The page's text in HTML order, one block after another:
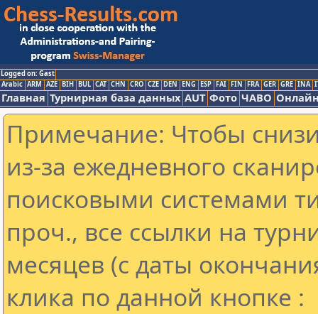
Logged on: Gast
Arabic ARM AZE BIH BUL CAT CHN CRO CZE DEN ENG ESP FAI FIN FRA GER GRE INA
Главная Турнирная база данных AUT Фото ЧАВО
Примечание: Чтобы
из-за ежедневного
поисковыми системами
проч., все ссылки на
месяцев (с даты
клика по данной кнопке :